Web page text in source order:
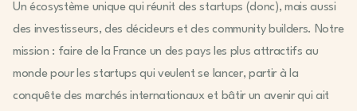
Un écosystème unique qui réunit des startups (donc), mais aussi
des investisseurs, des décideurs et des community builders. Notre
mission : faire de la France un des pays les plus attractifs au
monde pour les startups qui veulent se lancer, partir à la
conquête des marchés internationaux et bâtir un avenir qui ait